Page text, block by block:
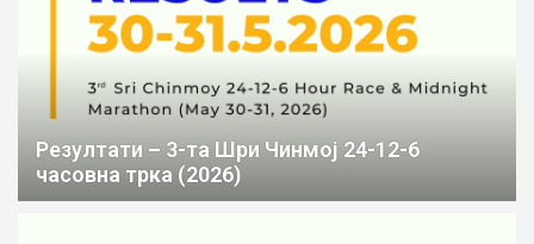
Резултати – 3-та Шри Чинмој 24-12-6
часовна трка (2026)